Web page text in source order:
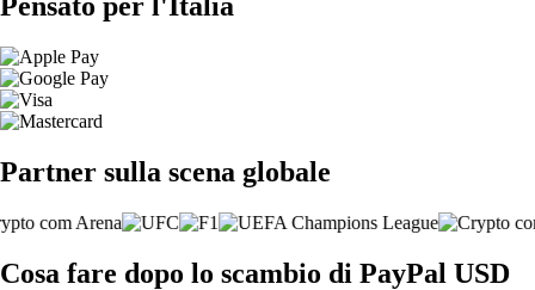
Partner sulla scena globale
Cosa fare dopo lo scambio di PayPal USD